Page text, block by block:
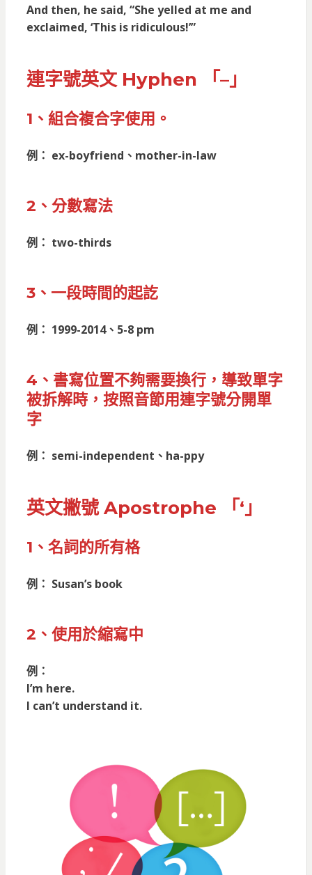
And then, he said, “She yelled at me and
exclaimed, ‘This is ridiculous!’”
連字號英文 Hyphen 「–」
1、組合複合字使用。
例： ex-boyfriend、mother-in-law
2、分數寫法
例： two-thirds
3、一段時間的起訖
例： 1999-2014、5-8 pm
4、書寫位置不夠需要換行，導致單字
被拆解時，按照音節用連字號分開單
字
例： semi-independent、ha-ppy
英文撇號 Apostrophe 「‘」
1、名詞的所有格
例： Susan’s book
2、使用於縮寫中
例：
I’m here.
I can’t understand it.